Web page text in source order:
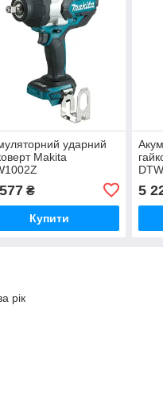
ударний
Makita
₴
Купити
5
рік